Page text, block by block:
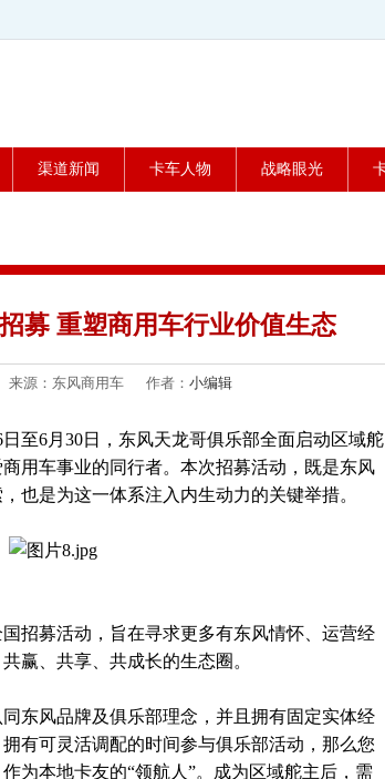
渠道新闻 卡车人物 战略眼光
募 重塑商用车行业价值生态
来源：东风商用车 作者： 小编辑
至6月30日，东风天龙哥俱乐部全面启动区域舵
用车事业的同行者。本次招募活动，既是东风
也是为这一体系注入内生动力的关键举措。
招募活动，旨在寻求更多有东风情怀、运营经
赢、共享、共成长的生态圈。
东风品牌及俱乐部理念，并且拥有固定实体经
有可灵活调配的时间参与俱乐部活动，那么您
为本地卡友的“领航人”。成为区域舵主后，需